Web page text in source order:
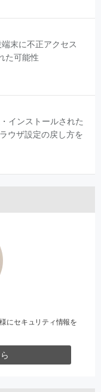
端末に不正アクセス
た可能性
インストールされた
ウザ設定の戻し方を
にセキュリティ情報を